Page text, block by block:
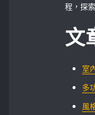
程，探
文
室
多
風